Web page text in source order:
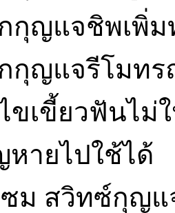
กุญแจชิพเพิ่
กุญแจรีโมทร
ขเขี้ยวฟันไม่
ายไปใช้ได้
ม สวิทซ์กุญแ